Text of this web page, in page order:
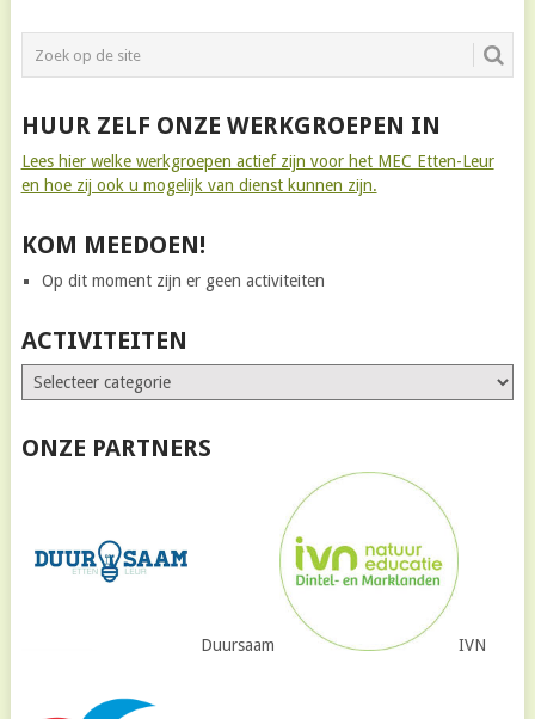
HUUR ZELF ONZE WERKGROEPEN IN
Lees hier welke werkgroepen actief zijn voor het MEC Etten-Leur
en hoe zij ook u mogelijk van dienst kunnen zijn.
KOM MEEDOEN!
Op dit moment zijn er geen activiteiten
ACTIVITEITEN
ONZE PARTNERS
Duursaam IVN